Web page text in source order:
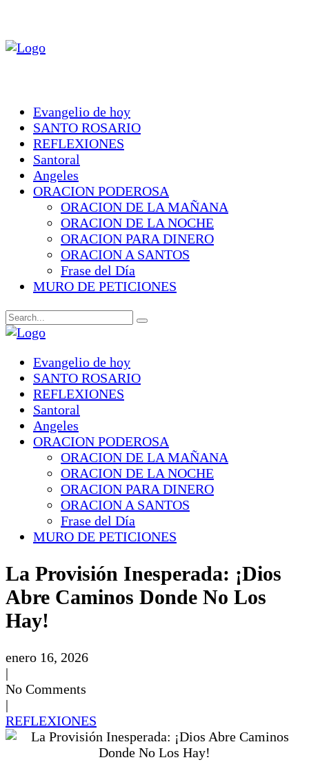
Evangelio de hoy
SANTO ROSARIO
REFLEXIONES
Santoral
Angeles
ORACION PODEROSA
ORACION DE LA MAÑANA
ORACION DE LA NOCHE
ORACION PARA DINERO
ORACION A SANTOS
Frase del Día
MURO DE PETICIONES
Evangelio de hoy
SANTO ROSARIO
REFLEXIONES
Santoral
Angeles
ORACION PODEROSA
ORACION DE LA MAÑANA
ORACION DE LA NOCHE
ORACION PARA DINERO
ORACION A SANTOS
Frase del Día
MURO DE PETICIONES
La Provisión Inesperada: ¡Dios
Abre Caminos Donde No Los
Hay!
enero 16, 2026
|
No Comments
|
REFLEXIONES